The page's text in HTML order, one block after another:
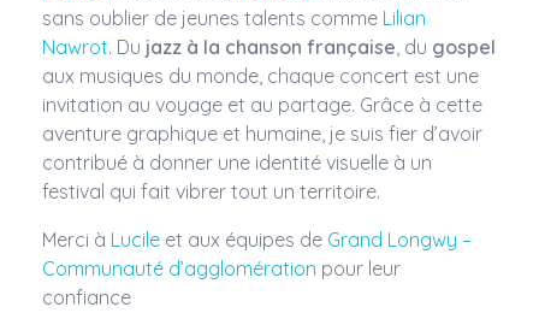
sans oublier de jeunes talents comme Lilian
Nawrot. Du jazz à la chanson française , du gospel
aux musiques du monde, chaque concert est une
invitation au voyage et au partage. Grâce à cette
aventure graphique et humaine, je suis fier d’avoir
contribué à donner une identité visuelle à un
festival qui fait vibrer tout un territoire.
Merci à Lucile et aux équipes de Grand Longwy –
Communauté d’agglomération pour leur
confiance